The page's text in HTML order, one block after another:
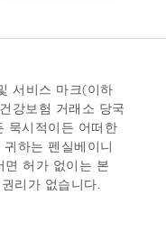
서비스 마크(이하
강보험 거래소 당국
묵시적이든 어떠한
하는 펜실베이니
면 허가 없이는 본
리가 없습니다.